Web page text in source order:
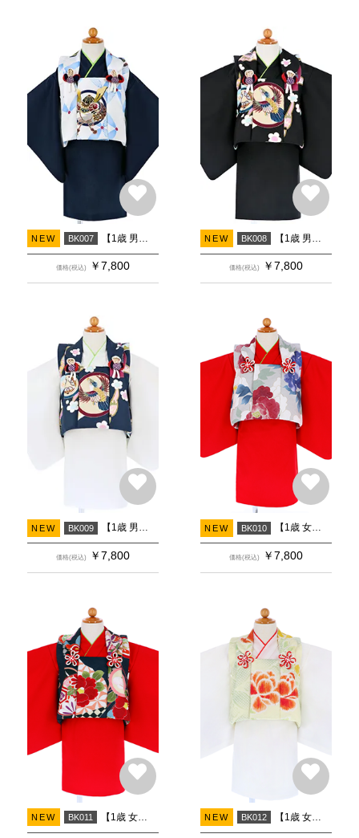
NEW BK007
価格(税込) ￥ 7,800
NEW BK008
価格(税込) ￥7,800
NEW BK009 【1歳 男の子 着物】被布 紺鷹×白
価格(税込) ￥ 7,800
NEW BK010 【1歳 女の子 着物】被布 薄グレー牡丹×赤
価格(税込) ￥7,800
NEW BK011 【1歳 女の子 着物】被布 紺椿×赤 NEW BK012 【1歳 女の子 着物】被布 薄黄緑牡丹×白